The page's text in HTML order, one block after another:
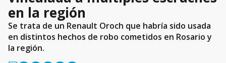
en la región
Se trata de un Renault Oroch que habría sido usada
en distintos hechos de robo cometidos en Rosario y
la región.